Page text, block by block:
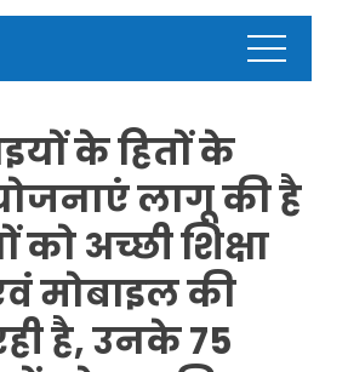
के हितों के
लागू की है
अच्छी शिक्षा
मोबाइल की
है, उनके 75